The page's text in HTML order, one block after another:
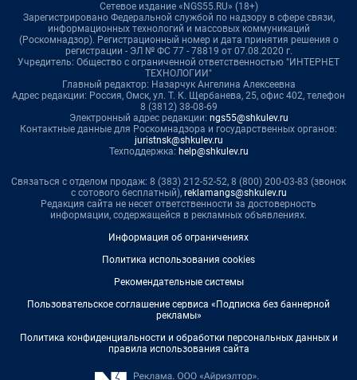
Сетевое издание «NGS55.RU» (18+)
Зарегистрировано Федеральной службой по надзору в сфере связи,
информационных технологий и массовых коммуникаций
(Роскомнадзор). Регистрационный номер и дата принятия решения о
регистрации - ЭЛ № ФС 77 - 78819 от 07.08.2020 г.
Учредитель: Общество с ограниченной ответственностью "ИНТЕРНЕТ
ТЕХНОЛОГИИ"
Главный редактор: Назарчук Ангелина Алексеевна
Адрес редакции: Россия, Омск, ул. Т. К. Щербанева, 25, офис 402, телефон
8 (3812) 38-08-69
Электронный адрес редакции: ngs55@shkulev.ru
Контактные данные для Роскомнадзора и государственных органов:
juristnsk@shkulev.ru
Техподдержка: help@shkulev.ru
Связаться с отделом продаж: 8 (383) 212-52-52, 8 (800) 200-03-83 (звонок
с сотового бесплатный), reklamangs@shkulev.ru
Редакция сайта не несет ответственности за достоверность
информации, содержащейся в рекламных объявлениях.
Информация об ограничениях
Политика использования cookies
Рекомендательные системы
Пользовательское соглашение сервиса «Подписка без баннерной
рекламы»
Политика конфиденциальности и обработки персональных данных и
правила использования сайта